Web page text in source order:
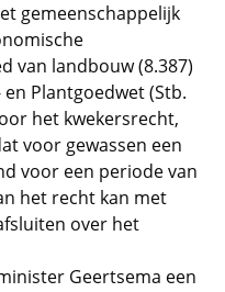
gemeenschappelijk
van landbouw (8.387)
Plantgoedwet (Stb.
het kwekersrecht,
voor gewassen een
voor een periode van
het recht kan met
over het
Geertsema een